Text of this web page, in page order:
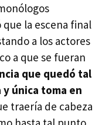
la escena final
a los actores
a que se fueran
que quedó tal
única toma en
traería de cabeza